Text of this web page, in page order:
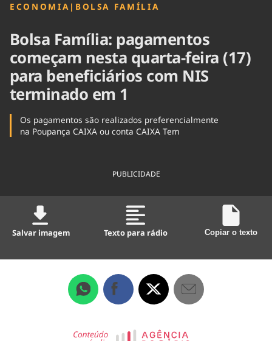
ECONOMIA | BOLSA FAMÍLIA
Bolsa Família: pagamentos
começam nesta quarta-feira (17)
para beneficiários com NIS
terminado em 1
Os pagamentos são realizados preferencialmente
na Poupança CAIXA ou conta CAIXA Tem
PUBLICIDADE
Salvar imagem Texto para rádio Copiar o texto